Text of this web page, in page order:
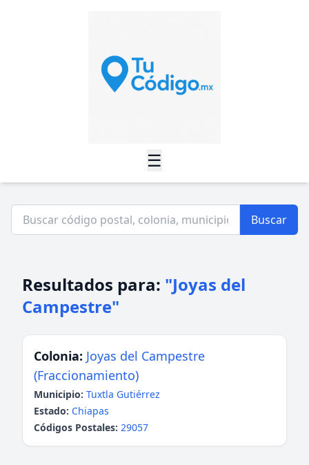
☰
Buscar
Resultados para: "Joyas del
Campestre"
Colonia: Joyas del Campestre
(Fraccionamiento)
Municipio: Tuxtla Gutiérrez
Estado: Chiapas
Códigos Postales: 29057